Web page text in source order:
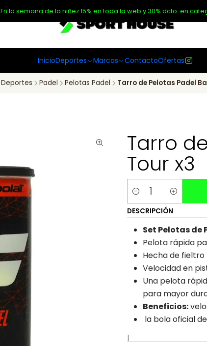
InicioDeportes Marcas ContactoOfertas
En la semana de la niñez 15% en toda la web y 30% dcto. en
Deportes Padel Pelotas Padel Tarro de Pelotas Padel
Tarro
Tour x3
Cantidad
DESCRIPCIÓN
Set Pelotas de
Pelota rápida
Hecha de
Velocidad en
Una pelota
para mayor
Beneficios:
la bola oficial
|